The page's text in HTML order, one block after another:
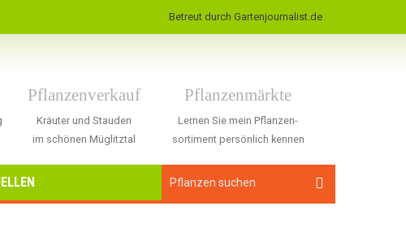
Betreut durch Gartenjournalist.de
Pflanzenverkauf
Kräuter und Stauden
im schönen Müglitztal
Pflanzenmärkte
Lernen Sie mein Pflanzen-
sortiment persönlich kennen